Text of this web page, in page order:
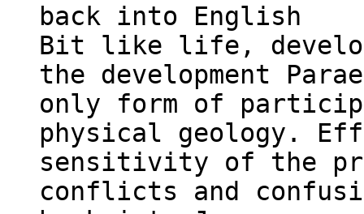
back into English
Bit like life,
the development
only form of
physical geology.
sensitivity of the
conflicts and